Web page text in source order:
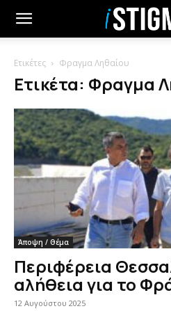
Ετικέτες Φραγμα Ληθαίου
Ετικέτα: Φραγμα
Άποψη / Θέμα
Περιφέρεια
αλήθεια για το
12 Αυγούστου 2025